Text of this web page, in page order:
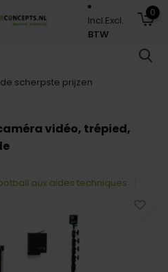
Incl.Excl.
BTW
0
scherpste prijzen
vidéo, trépied,
aux aides techniques